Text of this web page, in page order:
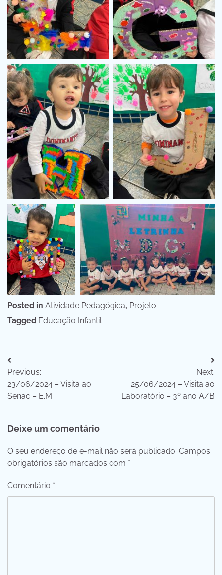
Posted in Atividade Pedagógica, Projeto
Tagged Educação Infantil
Navegação
de
Post
Previous:
23/06/2024 – Visita ao
Senac – E.M.
Next:
25/06/2024 – Visita ao
Laboratório – 3º ano A/B
Deixe um comentário
O seu endereço de e-mail não será publicado. Campos
obrigatórios são marcados com *
Comentário *